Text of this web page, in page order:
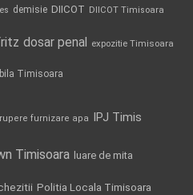
demisie DIICOT DIICOT Timisoara
dosar penal expozitie Timisoara
Timisoara
furnizare apa IPJ Timis
Timisoara luare de mita
Politia Locala Timisoara